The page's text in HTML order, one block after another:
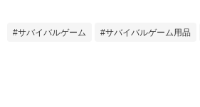
フ
サバイバルゲーム サバイバルゲーム用品